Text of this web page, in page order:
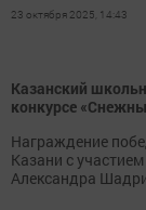
23 октября 2025, 14:43
Казанский
конкурсе
Награждение
Казани с
Александра